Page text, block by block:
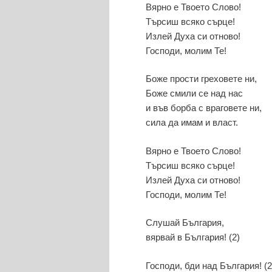
Вярно е Твоето Слово!
Търсиш всяко сърце!
Излей Духа си отново!
Господи, молим Те!
Боже прости греховете ни,
Боже смили се над нас
и във борба с враговете ни,
сила да имам и власт.
Вярно е Твоето Слово!
Търсиш всяко сърце!
Излей Духа си отново!
Господи, молим Те!
Слушай България,
вярвай в България! (2)
Господи, бди над България!